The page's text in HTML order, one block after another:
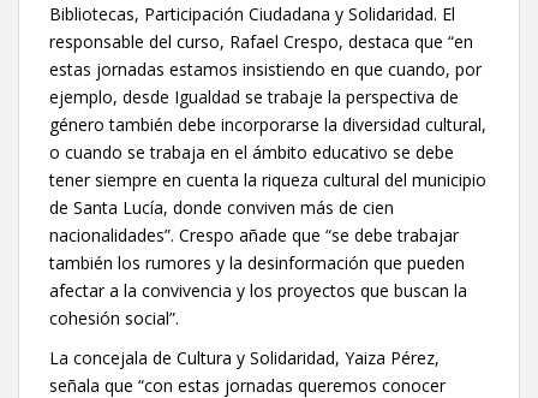
Bibliotecas, Participación Ciudadana y Solidaridad. El
responsable del curso, Rafael Crespo, destaca que “en
estas jornadas estamos insistiendo en que cuando, por
ejemplo, desde Igualdad se trabaje la perspectiva de
género también debe incorporarse la diversidad cultural,
o cuando se trabaja en el ámbito educativo se debe
tener siempre en cuenta la riqueza cultural del municipio
de Santa Lucía, donde conviven más de cien
nacionalidades”. Crespo añade que “se debe trabajar
también los rumores y la desinformación que pueden
afectar a la convivencia y los proyectos que buscan la
cohesión social”.
La concejala de Cultura y Solidaridad, Yaiza Pérez,
señala que “con estas jornadas queremos conocer